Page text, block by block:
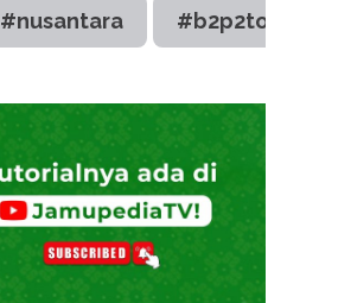
#nusantara #b2p2toot